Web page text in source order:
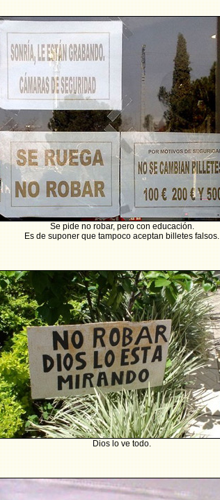
Se pide no robar, pero con educación.
Es de suponer que tampoco aceptan billetes falsos.
Dios lo ve todo.